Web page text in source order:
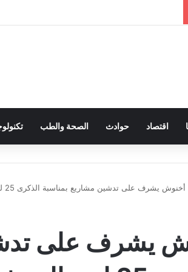
اقتصاد حوادث الصحة والطب
أخنوش يشرف على تدشين مشاريع بمناسبة الذكرى 25 لعيد العرش
يشرف على